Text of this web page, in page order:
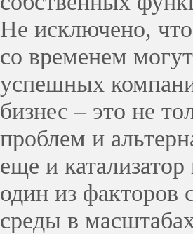
Не исключено,
со временем
успешных
бизнес – это не
проблем и
еще и
один из факторов
среды в